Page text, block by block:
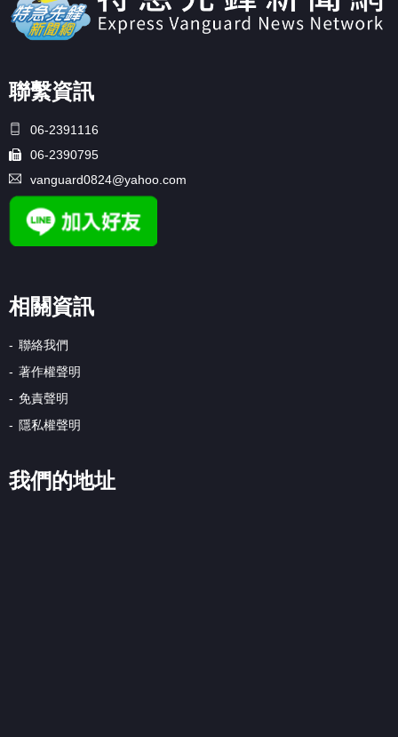
聯繫資訊
06-2391116
06-2390795
vanguard0824@yahoo.com
相關資訊
聯絡我們
著作權聲明
免責聲明
隱私權聲明
我們的地址